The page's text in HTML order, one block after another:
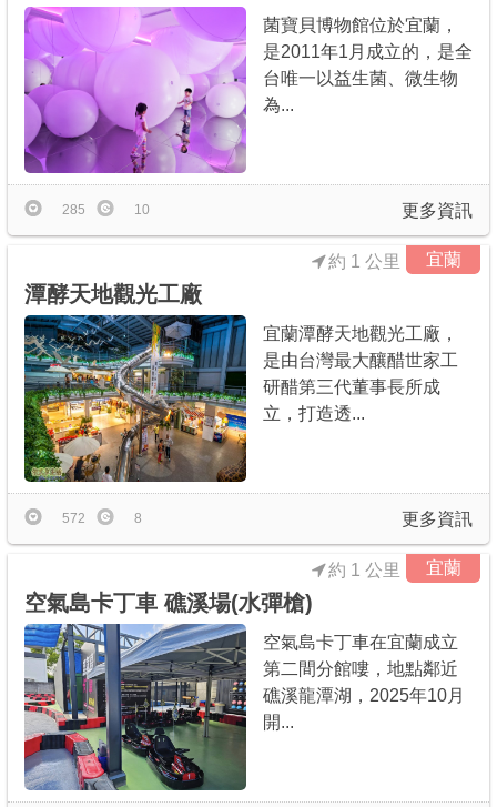
菌寶貝博物館位於宜蘭，
是2011年1月成立的，是全
台唯一以益生菌、微生物
為...
更多資訊
285 10
宜蘭
約 1 公里
潭酵天地觀光工廠
宜蘭潭酵天地觀光工廠，
是由台灣最大釀醋世家工
研醋第三代董事長所成
立，打造透...
更多資訊
572 8
宜蘭
約 1 公里
空氣島卡丁車 礁溪場(水彈槍)
空氣島卡丁車在宜蘭成立
第二間分館嘍，地點鄰近
礁溪龍潭湖，2025年10月
開...